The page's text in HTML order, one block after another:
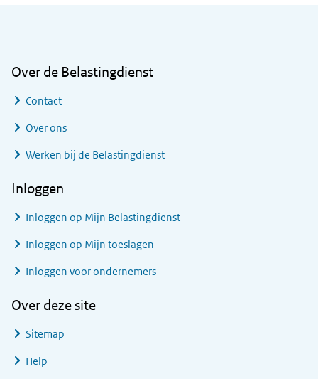
Over de Belastingdienst
Contact
Over ons
Werken bij de Belastingdienst
Inloggen
Inloggen op Mijn Belastingdienst
Inloggen op Mijn toeslagen
Inloggen voor ondernemers
Over deze site
Sitemap
Help